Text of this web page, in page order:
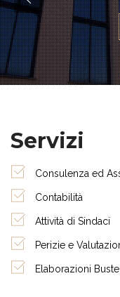
Servizi
Consulenza ed
Contabilità
Attività di Sindaci
Perizie e
Elaborazioni Buste